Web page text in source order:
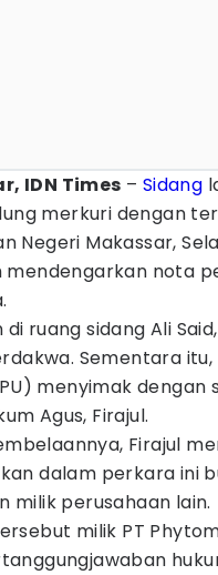
IDN Times – Sidang
merkuri dengan
Negeri Makassar,
mendengarkan nota
di ruang sidang Ali
Sementara
menyimak
Agus, Firajul.
Firajul
dalam perkara ini
milik perusahaan lain.
milik PT